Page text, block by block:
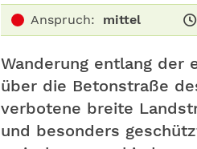
Anspruch: mittel
Wanderung entlang der
über die Betonstraße
verbotene breite
und besonders